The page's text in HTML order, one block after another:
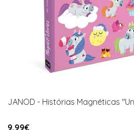
JANOD - Histórias Magnéticas
9,99€